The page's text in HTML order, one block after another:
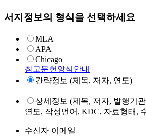
서지정보의 형식을 선택하세요
MLA
APA
Chicago
참고문헌양식안내
간략정보 (제목, 저자, 연도)
상세정보 (제목, 저자, 발행기
연도, 작성언어, KDC, 자료형태,
수신자 이메일